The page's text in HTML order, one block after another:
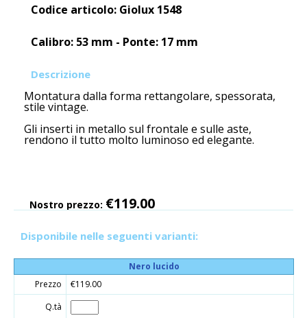
Codice articolo: Giolux 1548
Calibro: 53 mm - Ponte: 17 mm
Descrizione
Montatura dalla forma rettangolare, spessorata,
stile vintage.
Gli inserti in metallo sul frontale e sulle aste,
rendono il tutto molto luminoso ed elegante.
Nostro prezzo: €119.00
Disponibile nelle seguenti varianti:
Nero lucido
Prezzo
€119.00
Q.tà